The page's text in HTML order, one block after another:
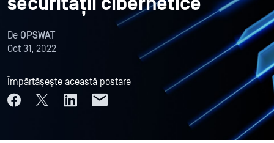
De OPSWAT
Oct 31, 2022
Împărtășește această postare